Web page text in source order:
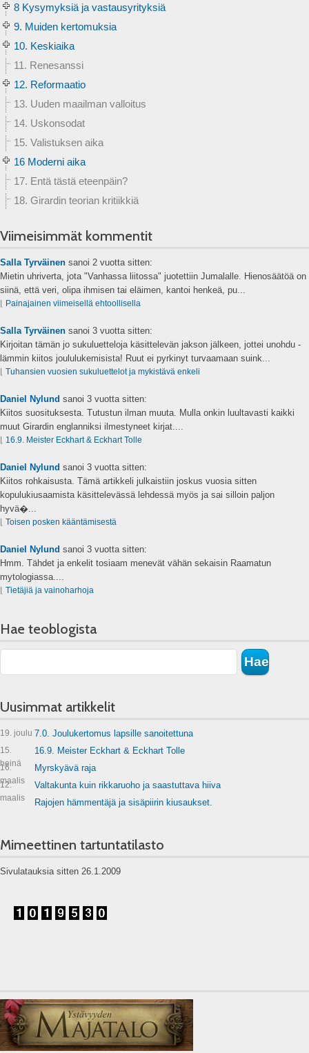
8 Kysymyksiä ja vastausyrityksiä
9. Muiden kertomuksia
10. Keskiaika
11. Renesanssi
12. Reformaatio
13. Uuden maailman valloitus
14. Uskonsodat
15. Valistuksen aika
16 Moderni aika
17. Entä tästä eteenpäin?
18. Girardin teorian kritiikkiä
Viimeisimmät kommentit
Salla Tyrväinen sanoi 2 vuotta sitten:
Mietin uhriverta, jota "Vanhassa liitossa" juotettiin Jumalalle. Hienosäätöä on
siinä, että veri, olipa ihmisen tai eläimen, kantoi henkeä, pu...
⌊ Painajainen viimeisellä ehtoollisella
Salla Tyrväinen sanoi 3 vuotta sitten:
Kirjoitan tämän jo sukuluetteloja käsittelevän jakson jälkeen, jottei unohdu -
lämmin kiitos joululukemisista! Ruut ei pyrkinyt turvaamaan suink...
⌊ Tuhansien vuosien sukuluettelot ja mykistävä enkeli
Daniel Nylund sanoi 3 vuotta sitten:
Kiitos suosituksesta. Tutustun ilman muuta. Mulla onkin luultavasti kaikki
muut Girardin englanniksi ilmestyneet kirjat....
⌊ 16.9. Meister Eckhart & Eckhart Tolle
Daniel Nylund sanoi 3 vuotta sitten:
Kiitos rohkaisusta. Tämä artikkeli julkaistiin joskus vuosia sitten
kopulukiusaamista käsittelevässä lehdessä myös ja sai silloin paljon
hyvä�...
⌊ Toisen posken kääntämisestä
Daniel Nylund sanoi 3 vuotta sitten:
Hmm. Tähdet ja enkelit tosiaam menevät vähän sekaisin Raamatun
mytologiassa....
⌊ Tietäjiä ja vainoharhoja
Hae teoblogista
Uusimmat artikkelit
19. joulu 7.0. Joulukertomus lapsille sanoitettuna
15.
heinä
16.9. Meister Eckhart & Eckhart Tolle
16.
maalis
Myrskyävä raja
12.
maalis
Valtakunta kuin rikkaruoho ja saastuttava hiiva
Rajojen hämmentäjä ja sisäpiirin kiusaukset.
Mimeettinen tartuntatilasto
Sivulatauksia sitten 26.1.2009